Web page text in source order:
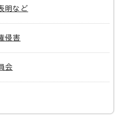
明など
侵害
会